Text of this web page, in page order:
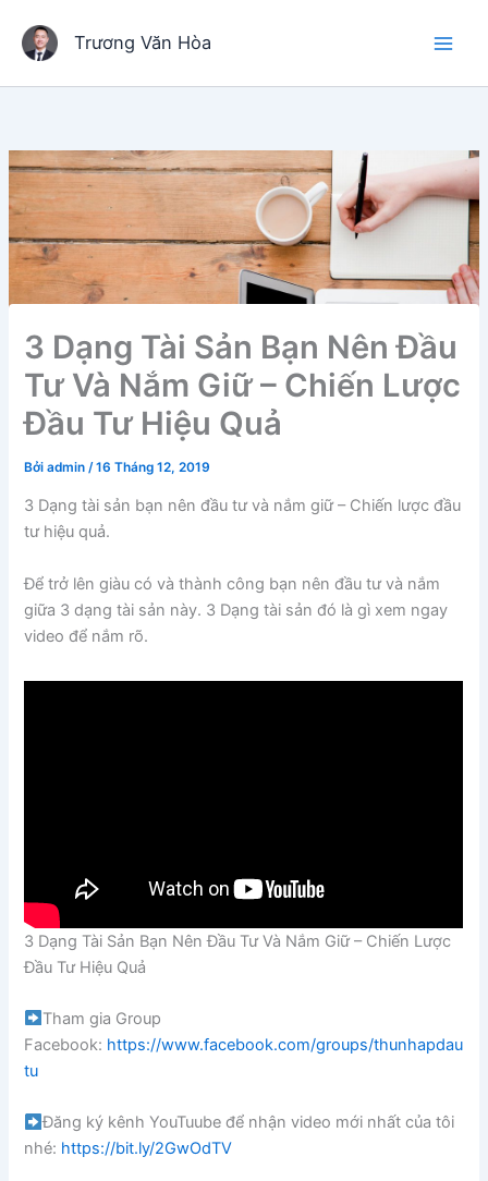
dung
Trương Văn Hòa
3 Dạng Tài Sản Bạn Nên Đầu
Tư Và Nắm Giữ – Chiến Lược
Đầu Tư Hiệu Quả
Bởiadmin /16 Tháng 12, 2019
3 Dạng tài sản bạn nên đầu tư và nắm giữ – Chiến lược đầu
tư hiệu quả.
Để trở lên giàu có và thành công bạn nên đầu tư và nắm
giữa 3 dạng tài sản này. 3 Dạng tài sản đó là gì xem ngay
video để nắm rõ.
3 Dạng Tài Sản Bạn Nên Đầu Tư Và Nắm Giữ – Chiến Lược
Đầu Tư Hiệu Quả
Tham gia Group
Facebook: https://www.facebook.com/groups/thunhapdau
tu
Đăng ký kênh YouTuube để nhận video mới nhất của tôi
nhé: https://bit.ly/2GwOdTV